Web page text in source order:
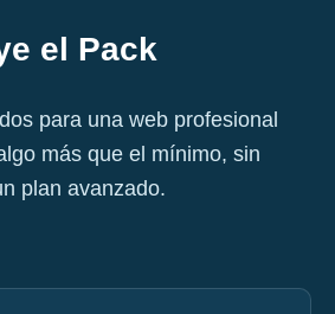
el Pack
para una web profesional
más que el mínimo, sin
plan avanzado.